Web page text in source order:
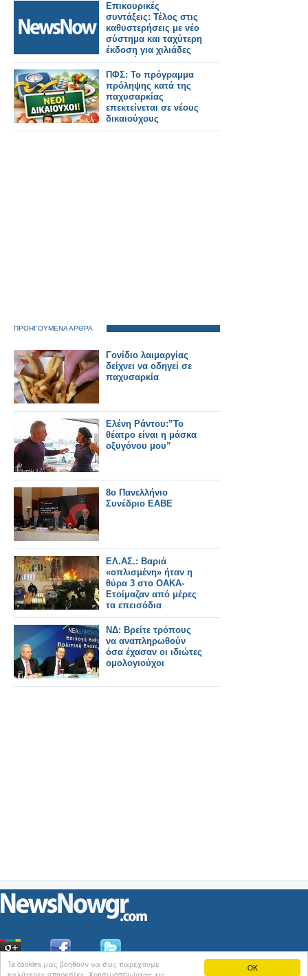
OK
Ta cookies μας βοηθούν να σας παρέχουμε
Επικουρικές
συντάξεις: Τέλος στις
καθυστερήσεις με νέο
σύστημα και ταχύτερη
έκδοση για χιλιάδες
δικαιούχους.
ΠΦΣ: Το πρόγραμμα
πρόληψης κατά της
παχυσαρκίας
επεκτείνεται σε νέους
δικαιούχους
ΠΡΟΗΓΟΥΜΕΝΑ ΑΡΘΡΑ
Γονίδιο λαιμαργίας
δείχνει να οδηγεί σε
παχυσαρκία
Ελένη Ράντου:”Το
θέατρο είναι η μάσκα
οξυγόνου μου”
8ο Πανελλήνιο
Συνέδριο ΕΑΒΕ
ΕΛ.ΑΣ.: Βαριά
«οπλισμένη» ήταν η
θύρα 3 στο ΟΑΚΑ-
Ετοίμαζαν από μέρες
τα επεισόδια
ΝΔ: Βρείτε τρόπους
να αναπληρωθούν
όσα έχασαν οι ιδιώτες
ομολογιούχοι